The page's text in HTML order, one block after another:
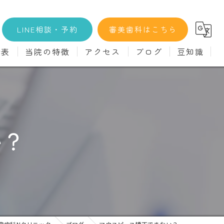
LINE相談・予約 審美歯科はこちら
当院の特徴 アクセス ブログ 豆知識